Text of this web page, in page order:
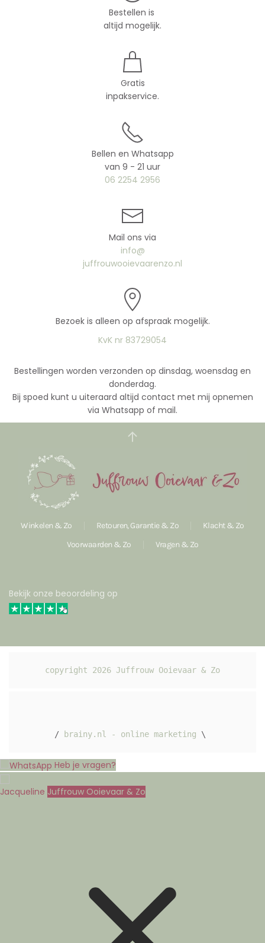
Bestellen is
altijd mogelijk.
Gratis
inpakservice.
Bellen en Whatsapp
van 9 - 21 uur
06 2254 2956
Mail ons via
info@
juffrouwooievaarenzo.nl
Bezoek is alleen op afspraak mogelijk.
KvK nr 83729054
Bestellingen worden verzonden op dinsdag, woensdag en
donderdag.
Bij spoed kunt u uiteraard altijd contact met mij opnemen
via Whatsapp of mail.
Winkelen & Zo Retouren, Garantie & Zo
Klacht & Zo
Voorwaarden & Zo
Vragen & Zo
Bekijk onze beoordeling op
copyright 2026 Juffrouw Ooievaar & Zo
/ brainy.nl - online marketing \
Heb je vragen?
Jacqueline Juffrouw Ooievaar & Zo